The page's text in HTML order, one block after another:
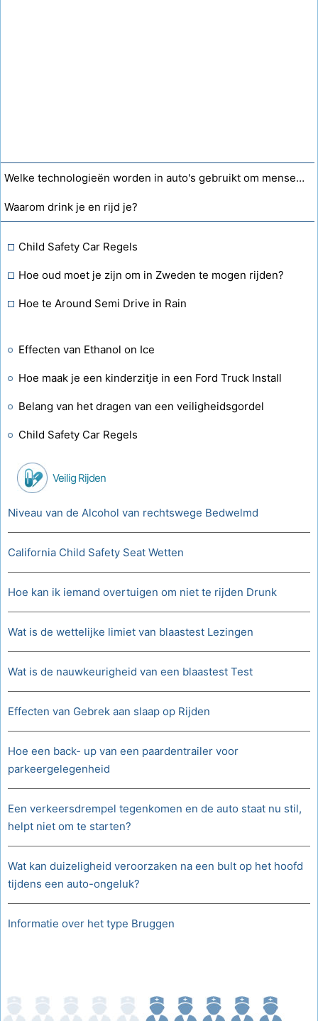
Welke technologieën worden in auto's gebruikt om mensen met een dwarslaesie of verlamming te helpen autorijden?
Waarom drink je en rijd je?
Child Safety Car Regels
Hoe oud moet je zijn om in Zweden te mogen rijden?
Hoe te Around Semi Drive in Rain
Effecten van Ethanol on Ice
Hoe maak je een kinderzitje in een Ford Truck Install
Belang van het dragen van een veiligheidsgordel
Child Safety Car Regels
Veilig Rijden
Niveau van de Alcohol van rechtswege Bedwelmd
California Child Safety Seat Wetten
Hoe kan ik iemand overtuigen om niet te rijden Drunk
Wat is de wettelijke limiet van blaastest Lezingen
Wat is de nauwkeurigheid van een blaastest Test
Effecten van Gebrek aan slaap op Rijden
Hoe een back- up van een paardentrailer voor
parkeergelegenheid
Een verkeersdrempel tegenkomen en de auto staat nu stil,
helpt niet om te starten?
Wat kan duizeligheid veroorzaken na een bult op het hoofd
tijdens een auto-ongeluk?
Informatie over het type Bruggen